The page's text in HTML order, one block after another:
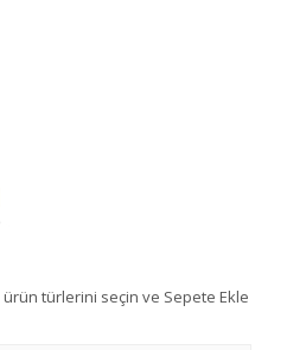
türlerini seçin ve Sepete Ekle